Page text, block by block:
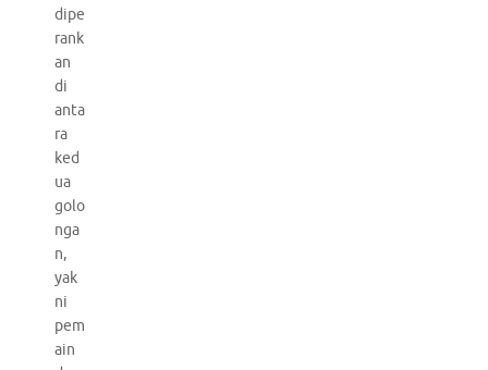
dipe
rank
an
di
anta
ra
ked
ua
golo
nga
n,
yak
ni
pem
ain